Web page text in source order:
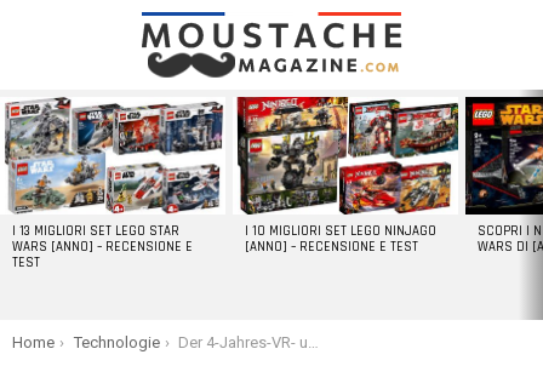
LATEST
STORIES
I 13 MIGLIORI SET LEGO STAR
WARS [ANNO] – RECENSIONE E
TEST
I 10 MIGLIORI SET LEGO NINJAGO
[ANNO] – RECENSIONE E TEST
SCOPRI I
WARS DI
You are here:
Home Technologie Der 4-Jahres-VR- und AR-Plan von Meta ist online durchgesickert.